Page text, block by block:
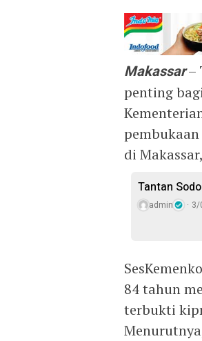
Makassar–
penting
pembukaan
di
Tantan
admin 3/
84 tahun
terbukti